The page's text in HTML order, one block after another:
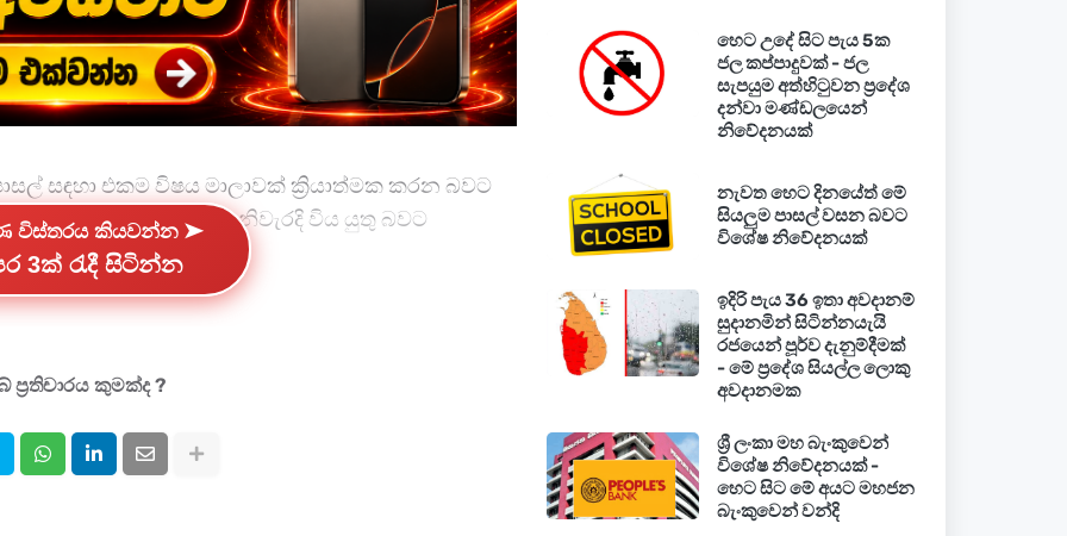
සඳහා එකම විෂය මාලාවක් ක්‍රියාත්මක කරන බවට
එය 2027 වසර ලෙස නිවැරදි විය යුතු බවට
දැක්වේ.
අමාත්‍ය, අග්‍රාමාත්‍ය ආචාර්ය හරිනි අමරසූරිය
විස්තරය කියවන්න ➤
3ක් රැදී සිටින්න
ප්‍රතිචාරය කුමක්ද ?
හෙට උදේ සිට පැය 5ක
ජල කප්පාදුවක් - ජල
සැපයුම අත්හිටුවන ප්‍රදේශ
දන්වා මණ්ඩලයෙන්
නිවේදනයක්
නැවත හෙට දිනයේත් මේ
සියලුම පාසල් වසන බවට
විශේෂ නිවේදනයක්
ඉදිරි පැය 36 ඉතා අවදානම්
සුදානමින් සිටින්නයැයි
රජයෙන් පූර්ව දැනුම්දීමක්
- මේ ප්‍රදේශ සියල්ල ලොකු
අවදානමක
ශ්‍රී ලංකා මහ බැංකුවෙන්
විශේෂ නිවේදනයක් -
හෙට සිට මේ අයට මහජන
බැංකුවෙන් වන්දි